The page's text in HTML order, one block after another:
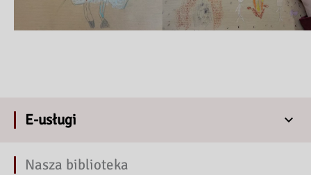
E-usługi
Nasza biblioteka